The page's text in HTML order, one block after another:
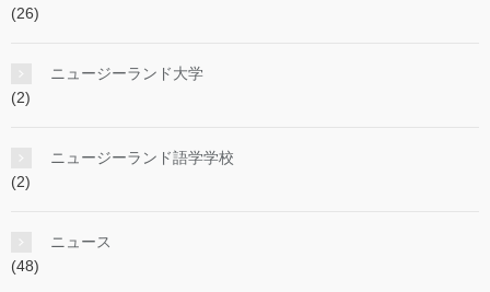
(26)
ニュージーランド大学
(2)
ニュージーランド語学学校
(2)
ニュース
(48)